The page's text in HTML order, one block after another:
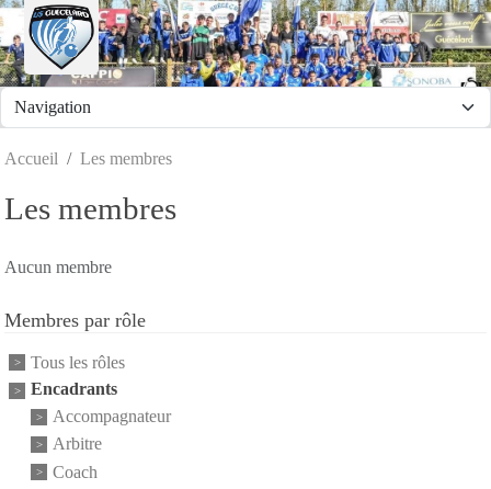
Accueil Les membres
Les membres
Aucun membre
Membres par rôle
Tous les rôles
Encadrants
Accompagnateur
Arbitre
Coach
Panneau de gestion des cookies